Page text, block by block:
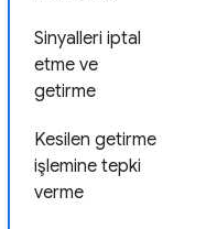
Sinyalleri iptal
etme ve
getirme
Kesilen getirme
işlemine tepki
verme